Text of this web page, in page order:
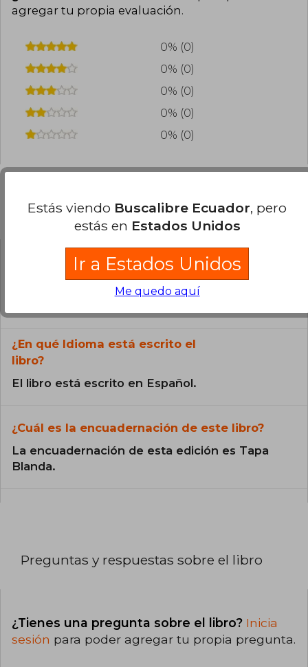
agregar tu propia evaluación.
0% (0)
0% (0)
0% (0)
0% (0)
0% (0)
Preguntas frecuentes sobre el libro
¿El libro es original?
Todos los libros de nuestro
¿En qué Idioma está escrito el
libro?
El libro está escrito en Español.
¿Cuál es la encuadernación de este libro?
La encuadernación de esta edición es Tapa
Blanda.
Preguntas y respuestas sobre el libro
¿Tienes una pregunta sobre el libro? Inicia
sesión para poder agregar tu propia pregunta.
Estás viendo Buscalibre Ecuador, pero
estás en Estados Unidos
Ir a Estados Unidos
Me quedo aquí